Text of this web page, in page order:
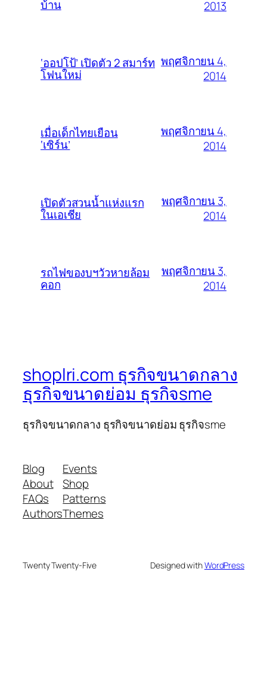
บ้าน 2013
‘ออปโป้’ เปิดตัว 2 สมาร์ท
โฟนใหม่
พฤศจิกายน 4,
2014
เมื่อเด็กไทยเยือน
‘เซิร์น’
พฤศจิกายน 4,
2014
เปิดตัวสวนน้ำแห่งแรก
ในเอเชีย
พฤศจิกายน 3,
2014
รถไฟของบฯวัวหายล้อม
คอก
พฤศจิกายน 3,
2014
shoplri.com ธุรกิจขนาดกลาง
ธุรกิจขนาดย่อม ธุรกิจsme
ธุรกิจขนาดกลาง ธุรกิจขนาดย่อม ธุรกิจsme
Blog
About
FAQs
Authors
Events
Shop
Patterns
Themes
Twenty Twenty-Five Designed withWordPress